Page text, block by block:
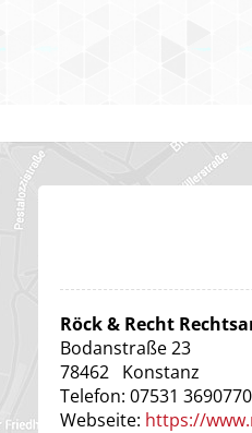
Röck & Recht
Bodanstraße 23
78462 Konstanz
Telefon: 07531 3690770
Webseite: https://